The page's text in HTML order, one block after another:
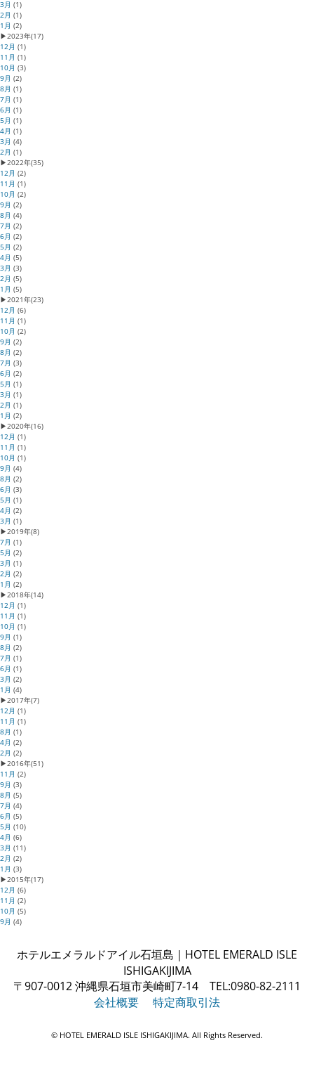
3月 (1)
2月 (1)
1月 (2)
▶2023年(17)
12月 (1)
11月 (1)
10月 (3)
9月 (2)
8月 (1)
7月 (1)
6月 (1)
5月 (1)
4月 (1)
3月 (4)
2月 (1)
▶2022年(35)
12月 (2)
11月 (1)
10月 (2)
9月 (2)
8月 (4)
7月 (2)
6月 (2)
5月 (2)
4月 (5)
3月 (3)
2月 (5)
1月 (5)
▶2021年(23)
12月 (6)
11月 (1)
10月 (2)
9月 (2)
8月 (2)
7月 (3)
6月 (2)
5月 (1)
3月 (1)
2月 (1)
1月 (2)
▶2020年(16)
12月 (1)
11月 (1)
10月 (1)
9月 (4)
8月 (2)
6月 (3)
5月 (1)
4月 (2)
3月 (1)
▶2019年(8)
7月 (1)
5月 (2)
3月 (1)
2月 (2)
1月 (2)
▶2018年(14)
12月 (1)
11月 (1)
10月 (1)
9月 (1)
8月 (2)
7月 (1)
6月 (1)
3月 (2)
1月 (4)
▶2017年(7)
12月 (1)
11月 (1)
8月 (1)
4月 (2)
2月 (2)
▶2016年(51)
11月 (2)
9月 (3)
8月 (5)
7月 (4)
6月 (5)
5月 (10)
4月 (6)
3月 (11)
2月 (2)
1月 (3)
▶2015年(17)
12月 (6)
11月 (2)
10月 (5)
9月 (4)
ホテルエメラルドアイル石垣島｜HOTEL EMERALD ISLE
ISHIGAKIJIMA
〒907-0012 沖縄県石垣市美崎町7-14 TEL:0980-82-2111
会社概要
特定商取引法
© HOTEL EMERALD ISLE ISHIGAKIJIMA. All Rights Reserved.